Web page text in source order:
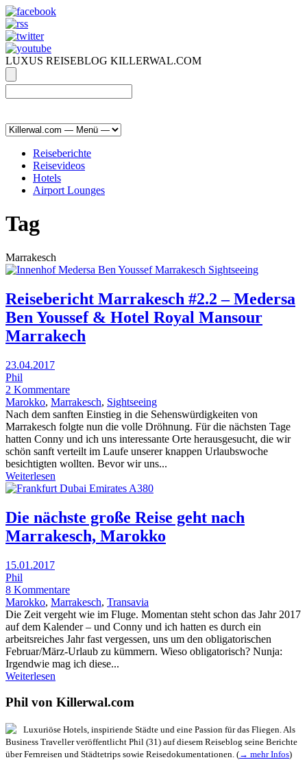
LUXUS REISEBLOG KILLERWAL.COM
Reiseberichte
Reisevideos
Hotels
Airport Lounges
Tag
Marrakesch
Reisebericht Marrakesch #2.2 – Medersa
Ben Youssef & Hotel Royal Mansour
Marrakech
23.04.2017
Phil
2 Kommentare
Marokko, Marrakesch, Sightseeing
Nach dem sanften Einstieg in die Sehenswürdigkeiten von
Marrakesch folgte nun die volle Dröhnung. Für die nächsten Tage
hatten Conny und ich uns interessante Orte herausgesucht, die wir
schön sanft verteilt im Laufe unserer knappen Urlaubswoche
besichtigten wollten. Bevor wir uns...
Weiterlesen
Die nächste große Reise geht nach
Marrakesch, Marokko
15.01.2017
Phil
8 Kommentare
Marokko, Marrakesch, Transavia
Die Zeit vergeht wie im Fluge. Momentan steht schon das Jahr 2017
auf dem Kalender – und Conny und ich hatten es durch ein
arbeitsreiches Jahr fast vergessen, uns um den obligatorischen
Februar/März-Urlaub zu kümmern. Wieso obligatorisch? Nunja:
Irgendwie mag ich diese...
Weiterlesen
Phil von Killerwal.com
Luxuriöse Hotels, inspiriende Städte und eine Passion für das Fliegen. Als
Business Traveller veröffentlicht Phil (31) auf diesem Reiseblog seine Berichte
über Fernreisen und Städtetrips sowie Reisedokumentationen. (→ mehr Infos)